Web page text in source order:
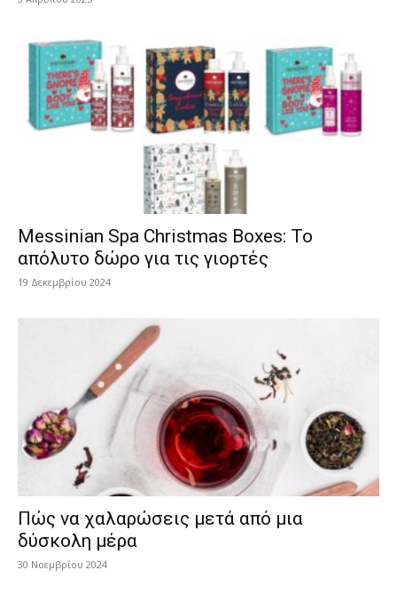
Messinian Spa Christmas Boxes: Το
απόλυτο δώρο για τις γιορτές
19 Δεκεμβρίου 2024
Πώς να χαλαρώσεις μετά από μια
δύσκολη μέρα
30 Νοεμβρίου 2024